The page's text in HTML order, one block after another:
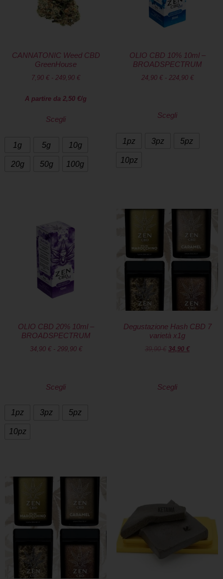
CANNATONIC Weed CBD
GreenHouse
7,90 € - 249,90 €
A partire da 2,50 €/g
Scegli
1g 5g 10g
20g 50g 100g
OLIO CBD 10% 10ml –
BROADSPECTRUM
24,90 € - 224,90 €
Scegli
1pz 3pz 5pz
10pz
OLIO CBD 20% 10ml –
BROADSPECTRUM
34,90 € - 299,90 €
Scegli
1pz 3pz 5pz
10pz
Degustazione Hash CBD 7
varietà x1g
39,90€ 34,90 €
Scegli